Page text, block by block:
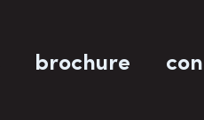
brochure